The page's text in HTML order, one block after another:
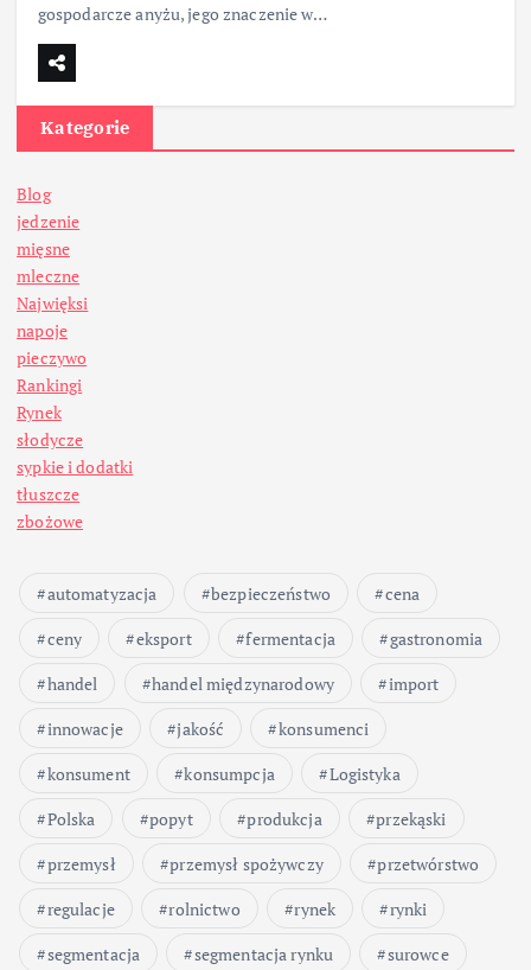
gospodarcze anyżu, jego znaczenie w…
Kategorie
Blog
jedzenie
mięsne
mleczne
Najwięksi
napoje
pieczywo
Rankingi
Rynek
słodycze
sypkie i dodatki
tłuszcze
zbożowe
automatyzacja bezpieczeństwo
cena
ceny
eksport fermentacja
gastronomia
handel
handel międzynarodowy
import
innowacje
jakość
konsumenci
konsument
konsumpcja
Logistyka
Polska
popyt produkcja
przekąski
przemysł
przemysł spożywczy
przetwórstwo
regulacje
rolnictwo rynek
rynki
segmentacja
segmentacja rynku
surowce